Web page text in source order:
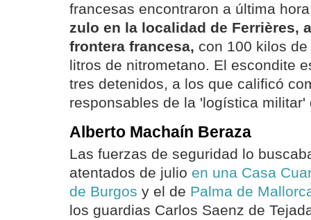
francesas encontraron a última
zulo en la localidad de Ferrières,
frontera francesa, con 100 kilos
litros de nitrometano. El escondite
tres detenidos, a los que calificó
responsables de la 'logística militar'
Alberto Machaín Beraza
Las fuerzas de seguridad lo
atentados de julio en una Casa
de Burgos y el de Palma de
los guardias Carlos Saenz de